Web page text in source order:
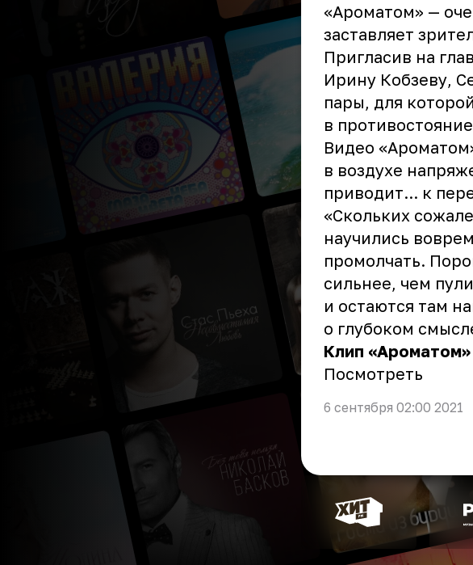
«Ароматом» —
заставляет
Пригласив на
Ирину Кобзеву,
пары, для
в
Видео
в воздухе
приводит... к
«Скольких
научились
промолчать.
сильнее, чем
и остаются там
о глубоком
Клип
Посмотреть
6 сентября 02:00 2021